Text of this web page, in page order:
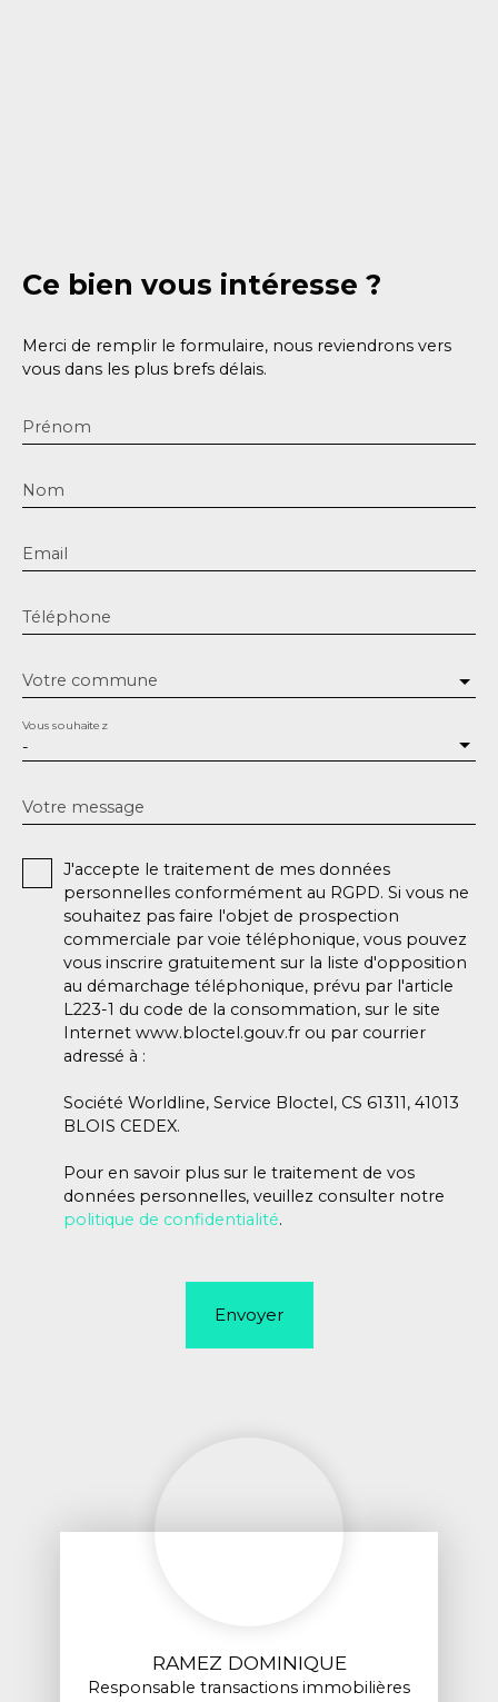
Ce bien vous intéresse ?
Merci de remplir le formulaire, nous reviendrons vers
vous dans les plus brefs délais.
Prénom
Nom
Email
Téléphone
Votre commune
-
Vous souhaitez
Votre message
J'accepte le traitement de mes données
personnelles conformément au RGPD. Si vous ne
souhaitez pas faire l'objet de prospection
commerciale par voie téléphonique, vous pouvez
vous inscrire gratuitement sur la liste d'opposition
au démarchage téléphonique, prévu par l'article
L223-1 du code de la consommation, sur le site
Internet www.bloctel.gouv.fr ou par courrier
adressé à :
Société Worldline, Service Bloctel, CS 61311, 41013
BLOIS CEDEX.
Pour en savoir plus sur le traitement de vos
données personnelles, veuillez consulter notre
politique de confidentialité.
Envoyer
RAMEZ DOMINIQUE
Responsable transactions immobilières